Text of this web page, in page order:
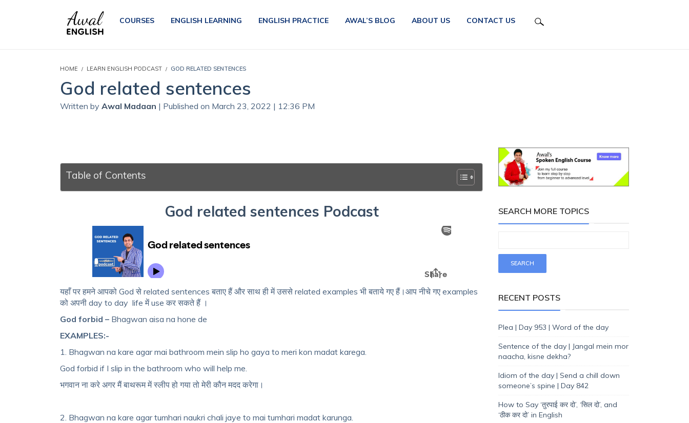
COURSES ENGLISH LEARNING ENGLISH PRACTICE AWAL’S BLOG ABOUT US CONTACT US
HOME LEARN ENGLISH PODCAST GOD RELATED SENTENCES
God related sentences
Written by Awal Madaan | Published on March 23, 2022 | 12:36 PM
Table of Contents
God related sentences Podcast
यहाँ पर हमने आपको God से related sentences बताए हैं और साथ ही में उससे related examples भी बताये गए हैं।आप नीचे गए examples
को अपनी day to day life में use कर सकते हैं ।
God forbid – Bhagwan aisa na hone de
EXAMPLES:-
1. Bhagwan na kare agar mai bathroom mein slip ho gaya to meri kon madat karega.
God forbid if I slip in the bathroom who will help me.
भगवान ना करे अगर मैं बाथरूम में स्लीप हो गया तो मेरी कौन मदद करेगा।
2. Bhagwan na kare agar tumhari naukri chali jaye to mai tumhari madat karunga.
SEARCH MORE TOPICS
RECENT POSTS
Plea | Day 953 | Word of the day
Sentence of the day | Jangal mein mor
naacha, kisne dekha?
Idiom of the day | Send a chill down
someone’s spine | Day 842
How to Say ‘तुरपाई कर दो’, ‘सिल दो’, and
‘ठीक कर दो’ in English